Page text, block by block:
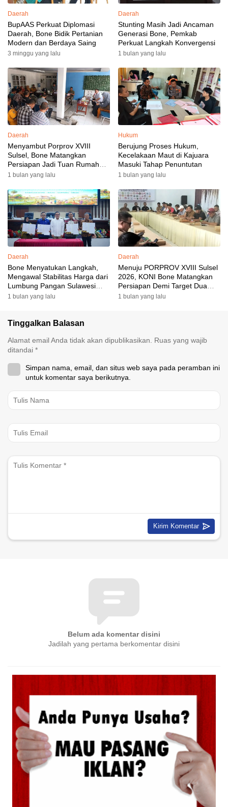
Daerah
BupAAS Perkuat Diplomasi
Daerah, Bone Bidik Pertanian
Modern dan Berdaya Saing
3 minggu yang lalu
Daerah
Stunting Masih Jadi Ancaman
Generasi Bone, Pemkab
Perkuat Langkah Konvergensi
1 bulan yang lalu
Daerah
Menyambut Porprov XVIII
Sulsel, Bone Matangkan
Persiapan Jadi Tuan Rumah
yang Berkesan: Wakil Bupati
Targetkan Venue dan
Akomodasi Rampung
1 bulan yang lalu
Hukum
Berujung Proses Hukum,
Kecelakaan Maut di Kajuara
Masuki Tahap Penuntutan
1 bulan yang lalu
Daerah
Bone Menyatukan Langkah,
Mengawal Stabilitas Harga dari
Lumbung Pangan Sulawesi
Selatan
1 bulan yang lalu
Daerah
Menuju PORPROV XVIII Sulsel
2026, KONI Bone Matangkan
Persiapan Demi Target Dua
Besar
1 bulan yang lalu
Tinggalkan Balasan
Alamat email Anda tidak akan dipublikasikan. Ruas yang wajib
ditandai *
Simpan nama, email, dan situs web saya pada peramban ini
untuk komentar saya berikutnya.
Belum ada komentar disini
Jadilah yang pertama berkomentar disini